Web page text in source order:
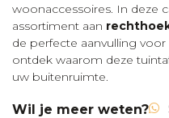
woonaccessoires. In deze
assortiment aan
de perfecte aanvulling
ontdek waarom deze
uw buitenruimte.
Wil je meer weten?